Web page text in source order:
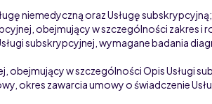
niemedycznąoraz Usługę subskrypcyjną;
obejmujący w szczególności
subskrypcyjnej, wymagane badania
obejmujący w szczególności Opis
okres zawarcia umowy o świadczenie